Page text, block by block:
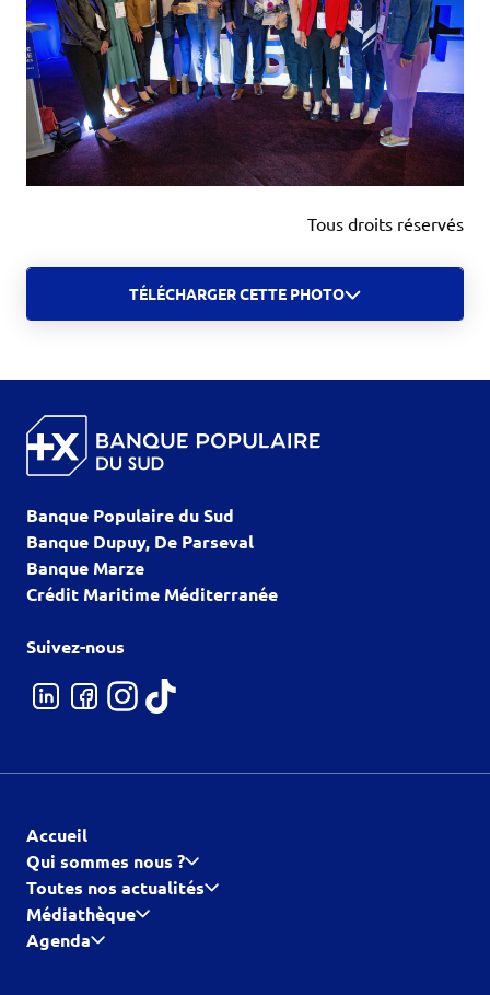
Tous droits réservés
TÉLÉCHARGER CETTE PHOTO
Banque Populaire du Sud
Banque Dupuy, De Parseval
Banque Marze
Crédit Maritime Méditerranée
Suivez-nous
Accueil
Qui sommes nous ?
Toutes nos actualités
Médiathèque
Agenda